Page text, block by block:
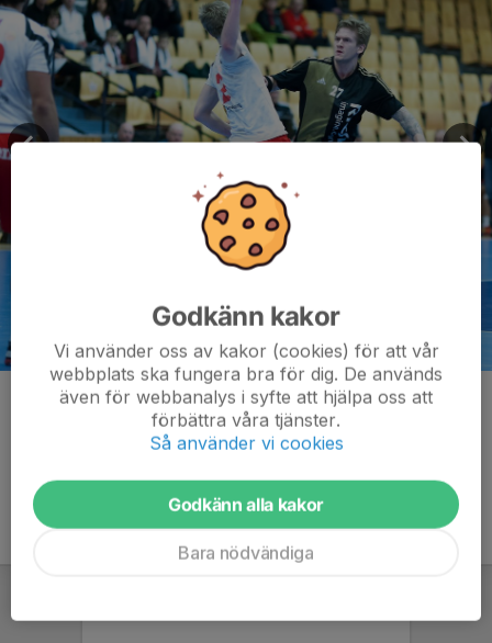
Kommentarer
Godkänn kakor
Vi använder oss av kakor (cookies) för att vår
webbplats ska fungera bra för dig. De används
även för webbanalys i syfte att hjälpa oss att
förbättra våra tjänster.
Så använder vi cookies
Godkänn alla kakor
Bara nödvändiga